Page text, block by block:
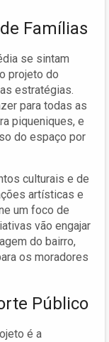
Famílias
se sintam
projeto do
estratégias.
para todas as
piqueniques, e
do espaço por
culturais e de
artísticas e
um foco de
vão engajar
do bairro,
os moradores
Público
é a